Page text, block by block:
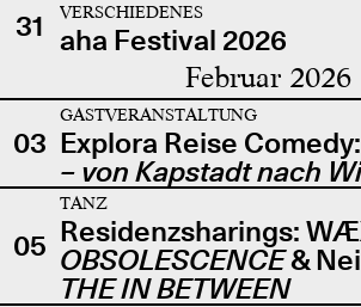
31
VERSCHIEDENES
aha Festival 2026
Februar 2026
03
GASTVERANSTALTUNG
Explora Reise
– von Kapstadt nach
05
TANZ
Residenzsharings:
OBSOLESCENCE&
THE IN BETWEEN